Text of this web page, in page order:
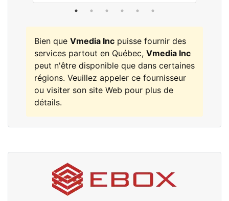
Bien que Vmedia Inc puisse fournir des
services partout en Québec, Vmedia Inc
peut n'être disponible que dans certaines
régions. Veuillez appeler ce fournisseur
ou visiter son site Web pour plus de
détails.